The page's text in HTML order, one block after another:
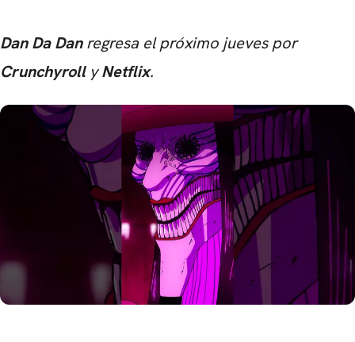
Dan Da Danregresa el próximo jueves por
CrunchyrollyNetflix.